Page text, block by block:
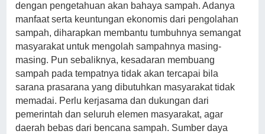
dengan pengetahuan akan bahaya sampah. Adanya
manfaat serta keuntungan ekonomis dari pengolahan
sampah, diharapkan membantu tumbuhnya semangat
masyarakat untuk mengolah sampahnya masing-
masing. Pun sebaliknya, kesadaran membuang
sampah pada tempatnya tidak akan tercapai bila
sarana prasarana yang dibutuhkan masyarakat tidak
memadai. Perlu kerjasama dan dukungan dari
pemerintah dan seluruh elemen masyarakat, agar
daerah bebas dari bencana sampah. Sumber daya